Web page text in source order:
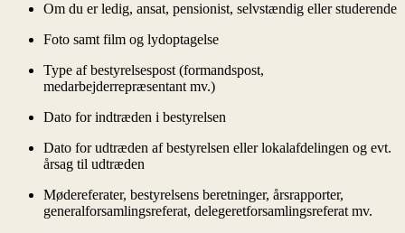
Om du er ledig, ansat, pensionist, selvstændig eller studerende
Foto samt film og lydoptagelse
Type af bestyrelsespost (formandspost,
medarbejderrepræsentant mv.)
Dato for indtræden i bestyrelsen
Dato for udtræden af bestyrelsen eller lokalafdelingen og evt.
årsag til udtræden
Mødereferater, bestyrelsens beretninger, årsrapporter,
generalforsamlingsreferat, delegeretforsamlingsreferat mv.